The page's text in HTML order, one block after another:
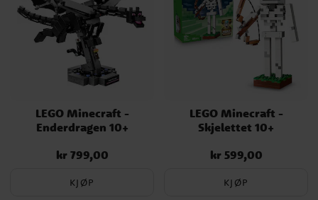
LEGO Minecraft -
Enderdragen 10+
Pris:kr 799,00
kr 799,00
KJØP
LEGO Minecraft -
Skjelettet 10+
Pris:kr 599,00
kr 599,00
KJØP